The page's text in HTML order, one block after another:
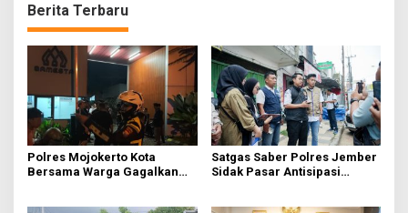
Berita Terbaru
Polres Mojokerto Kota
Bersama Warga Gagalkan
Satgas Saber Polres Jember
Sidak Pasar Antisipasi